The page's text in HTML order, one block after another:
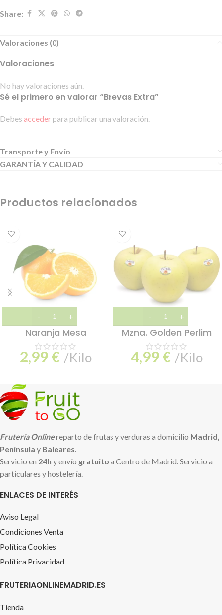
Share:
Valoraciones (0)
Valoraciones
No hay valoraciones aún.
Sé el primero en valorar “Brevas Extra”
Debes acceder para publicar una valoración.
Transporte y Envío
GARANTÍA Y CALIDAD
Productos relacionados
Naranja Mesa
2,99€ /Kilo
Mzna. Golden Perlim
4,99€ /Kilo
Frutería Onlinereparto de frutas y verduras a domicilio Madrid,
Península y Baleares.
Servicio en 24h y envío gratuito a Centro de Madrid. Servicio a
particulares y hostelería.
ENLACES DE INTERÉS
Aviso Legal
Condiciones Venta
Política Cookies
Política Privacidad
FRUTERIAONLINEMADRID.ES
Tienda